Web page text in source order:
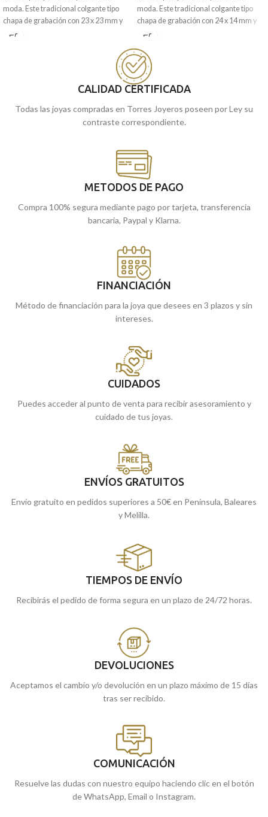
moda. Este tradicional colgante tipo
chapa de grabación con 23 x 23 mm y
realizada en Oro amarillo de 18
de corazón matizada. Joya que está
moda. Este tradicional colgante tipo
chapa de grabación con 24 x 14 mm y
realizada en Oro amarillo de 18
lateral en sus bordes. Joya que está
pensada para llevar grabada una
imagen o el mensaje que quieras.
tiendas de Málaga y Melilla, o si lo
prefieres, encargarla online y te la
CALIDAD CERTIFICADA
Todas las joyas compradas en Torres Joyeros poseen por Ley su
contraste correspondiente.
METODOS DE PAGO
Compra 100% segura mediante pago por tarjeta, transferencia
bancaria, Paypal y Klarna.
FINANCIACIÓN
Método de financiación para la joya que desees en 3 plazos y sin
intereses.
CUIDADOS
Puedes acceder al punto de venta para recibir asesoramiento y
cuidado de tus joyas.
ENVÍOS GRATUITOS
Envío gratuito en pedidos superiores a 50€ en Península, Baleares
y Melilla.
TIEMPOS DE ENVÍO
Recibirás el pedido de forma segura en un plazo de 24/72 horas.
DEVOLUCIONES
Aceptamos el cambio y/o devolución en un plazo máximo de 15 días
tras ser recibido.
COMUNICACIÓN
Resuelve las dudas con nuestro equipo haciendo clic en el botón
de WhatsApp, Email o Instagram.